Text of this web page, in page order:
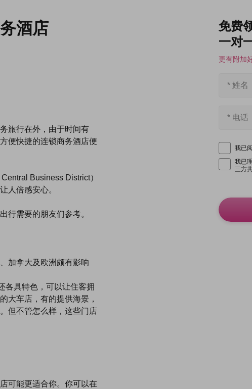
酒店
旅行在外，由于时间有
便快捷的连锁商务酒店便
Business District）
人倍感安心。
行需要的朋友们参考。
加拿大及欧洲颇有影响
各具特色，可以让住客拥
大车店，有的提供海景，
但不管怎么样，这些门店
可能更适合你。你可以在
免费
一对
更有附加
我已
我已
三方